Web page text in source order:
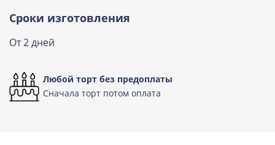
Сроки изготовления
От 2 дней
Любой торт без предоплаты
Сначала торт потом оплата